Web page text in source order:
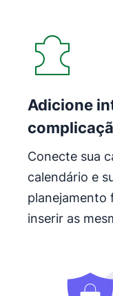
Adicione
Conecte sua
calendário e
planejamento
inserir as